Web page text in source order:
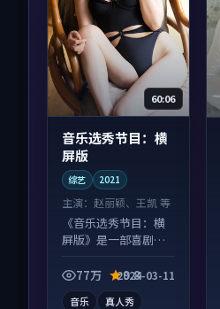
60:06
音乐选秀节目：横
屏版
综艺 2021
主演： 赵丽颖、王凯 等
《音乐选秀节目：横
屏版》是一部喜剧向
发酵，适合周末一口
77万 9.8
2024-03-11
音乐
真人秀